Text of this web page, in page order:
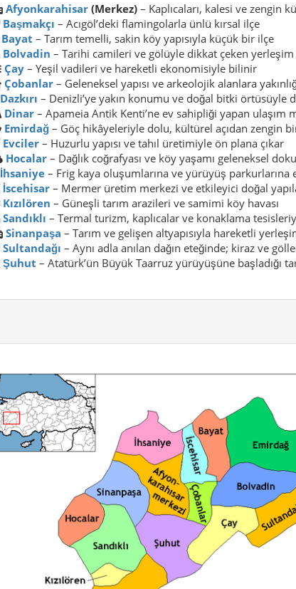
Afyonkarahisar (Merkez) – Kaplıcaları, kalesi ve zengin
Başmakçı – Acıgöl’deki flamingolarla ünlü kırsal ilçe
Bayat – Tarım temelli, sakin köy yapısıyla küçük bir ilçe
Bolvadin – Tarihi camileri ve gölüyle dikkat çeken yerleşim
Çay – Yeşil vadileri ve hareketli ekonomisiyle bilinir
Çobanlar – Geleneksel yapısı ve arkeolojik alanlara
Dazkırı – Denizli’ye yakın konumu ve doğal bitki örtüsüyle
Dinar – Apameia Antik Kenti’ne ev sahipliği yapan ulaşım
Emirdağ – Göç hikâyeleriyle dolu, kültürel açıdan zengin
Evciler – Huzurlu yapısı ve tahıl üretimiyle ön plana çıkar
Hocalar – Dağlık coğrafyası ve köy yaşamı geleneksel
İhsaniye – Frig kaya oluşumlarına ve yürüyüş parkurlarına
İscehisar – Mermer üretim merkezi ve etkileyici doğal
Kızılören – Güneşli tarım arazileri ve samimi köy havası
Sandıklı – Termal turizm, kaplıcalar ve konaklama
Sinanpaşa – Tarım ve gelişen altyapısıyla hareketli
Sultandağı – Aynı adla anılan dağın eteğinde; kiraz ve
Şuhut – Atatürk’ün Büyük Taarruz yürüyüşüne başladığı